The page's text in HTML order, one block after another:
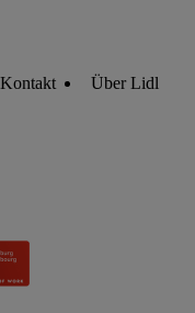
Kontakt Über Lidl